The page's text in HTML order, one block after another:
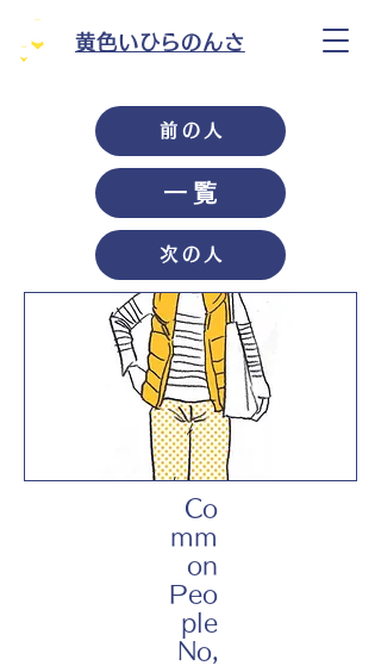
黄色いひらのんさ
前の人
一覧
次の人
Co
mm
on
Peo
ple
No,